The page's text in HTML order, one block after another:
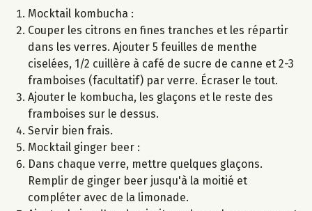
Mocktail kombucha :
Couper les citrons en fines tranches et les répartir
dans les verres. Ajouter 5 feuilles de menthe
ciselées, 1/2 cuillère à café de sucre de canne et 2-3
framboises (facultatif) par verre. Écraser le tout.
Ajouter le kombucha, les glaçons et le reste des
framboises sur le dessus.
Servir bien frais.
Mocktail ginger beer :
Dans chaque verre, mettre quelques glaçons.
Remplir de ginger beer jusqu'à la moitié et
compléter avec de la limonade.